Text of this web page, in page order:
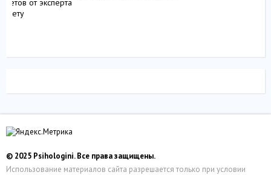
© 2025 Psihologini. Все права защищены.
Использование материалов сайта разрешается только при условии